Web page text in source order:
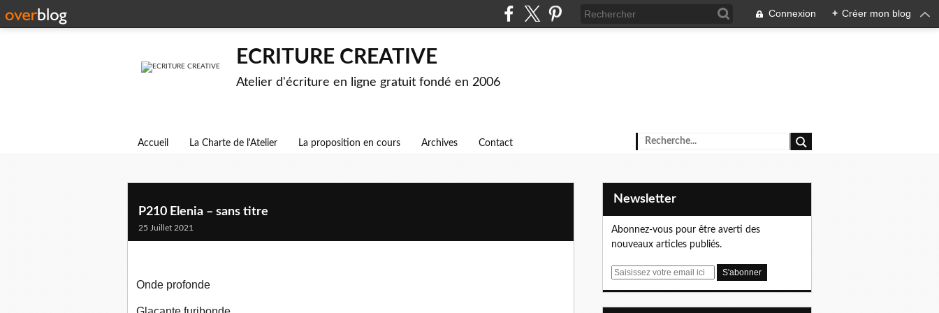
Connexion + Créer mon blog
ECRITURE CREATIVE
Atelier d'écriture en ligne gratuit fondé en 2006
Accueil La Charte de l'Atelier La proposition en cours Archives Contact
P210 Elenia – sans titre
25 Juillet 2021
Onde profonde
Newsletter
Abonnez-vous pour être averti des
nouveaux articles publiés.
E